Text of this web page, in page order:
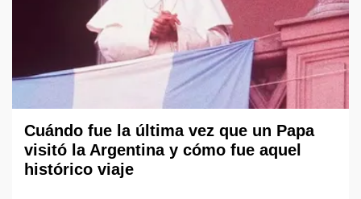
Cuándo fue la última vez que un Papa
visitó la Argentina y cómo fue aquel
histórico viaje